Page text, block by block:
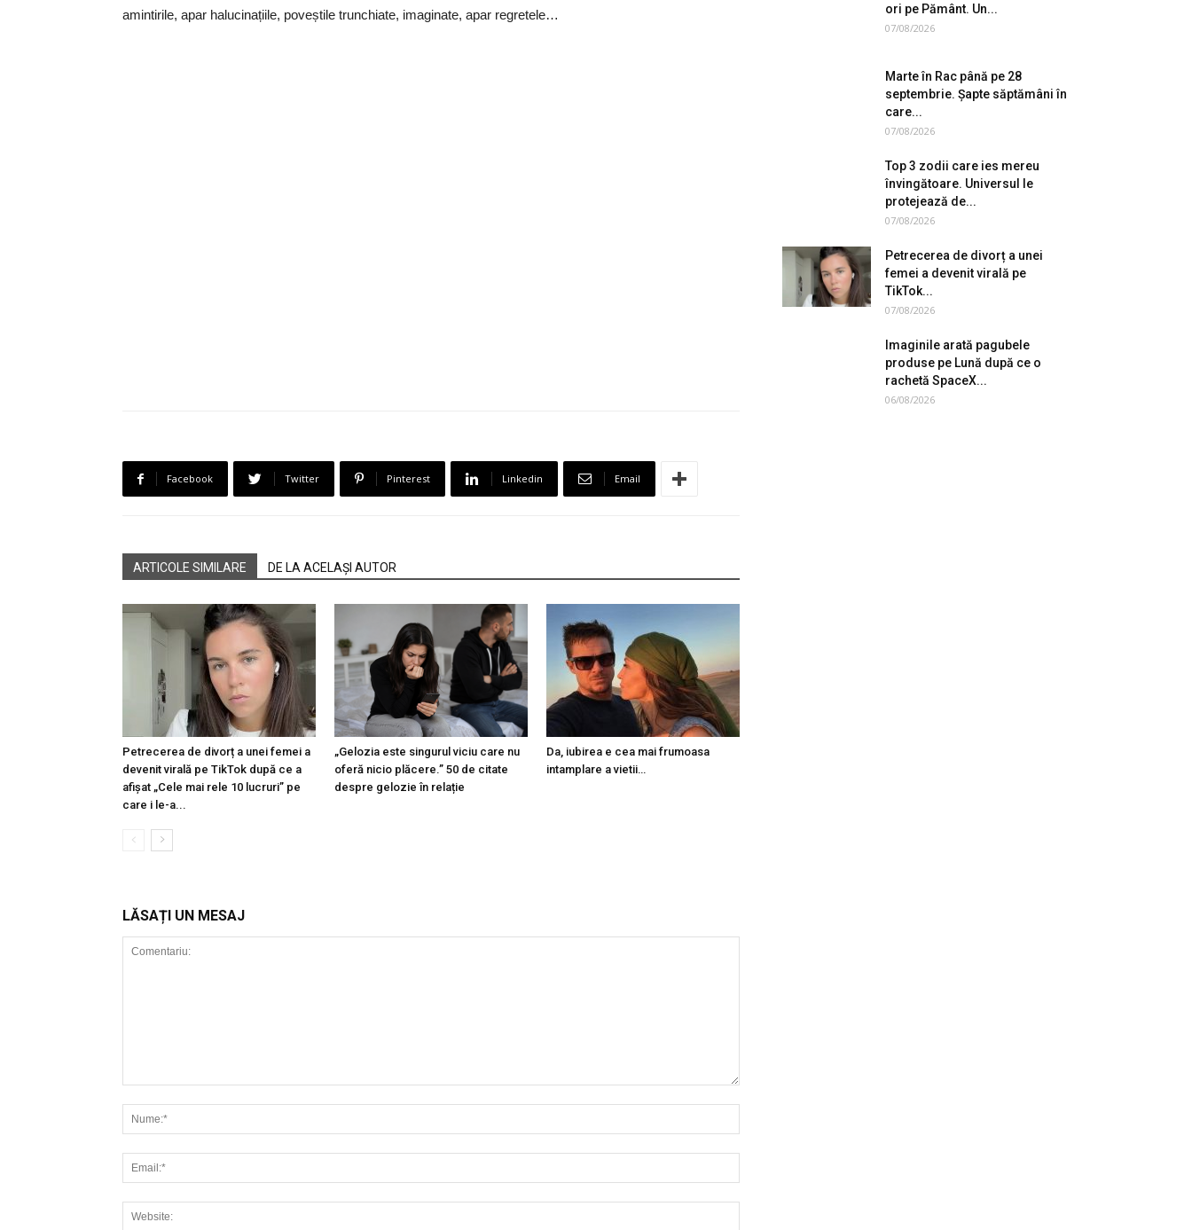
amintirile, apar halucinațiile, poveștile trunchiate, imaginate, apar regretele…
Facebook Twitter Pinterest Linkedin Email
ARTICOLE SIMILARE DE LA ACELAȘI AUTOR
Petrecerea de divorț a unei femei a
devenit virală pe TikTok după ce a
afișat „Cele mai rele 10 lucruri” pe
care i le-a...
„Gelozia este singurul viciu care nu
oferă nicio plăcere.” 50 de citate
despre gelozie în relație
Da, iubirea e cea mai frumoasa
intamplare a vietii…
LĂSAȚI UN MESAJ
ori pe Pământ. Un...
07/08/2026
Marte în Rac până pe 28
septembrie. Șapte săptămâni în
care...
07/08/2026
Top 3 zodii care ies mereu
învingătoare. Universul le
protejează de...
07/08/2026
Petrecerea de divorț a unei
femei a devenit virală pe
TikTok...
07/08/2026
Imaginile arată pagubele
produse pe Lună după ce o
rachetă SpaceX...
06/08/2026